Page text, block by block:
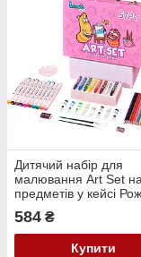
Дитячий набір для
малювання Art Set
предметів у кейсі
584 ₴
Купити